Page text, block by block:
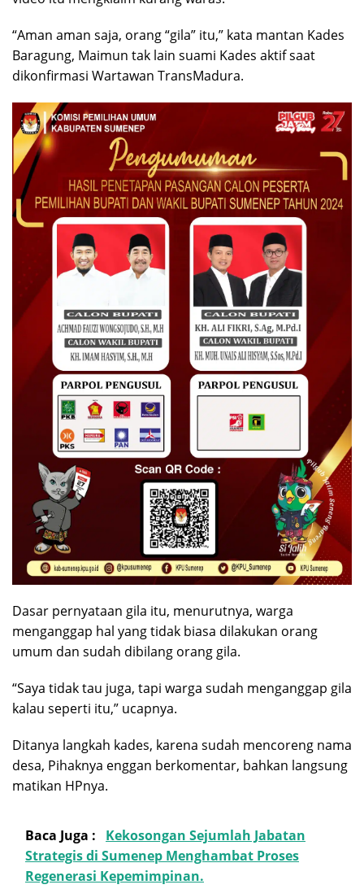
“Aman aman saja, orang “gila” itu,” kata mantan Kades
Baragung, Maimun tak lain suami Kades aktif saat
dikonfirmasi Wartawan TransMadura.
Dasar pernyataan gila itu, menurutnya, warga
menganggap hal yang tidak biasa dilakukan orang
umum dan sudah dibilang orang gila.
“Saya tidak tau juga, tapi warga sudah menganggap gila
kalau seperti itu,” ucapnya.
Ditanya langkah kades, karena sudah mencoreng nama
desa, Pihaknya enggan berkomentar, bahkan langsung
matikan HPnya.
Baca Juga :
Kekosongan Sejumlah Jabatan
Strategis di Sumenep Menghambat Proses
Regenerasi Kepemimpinan.